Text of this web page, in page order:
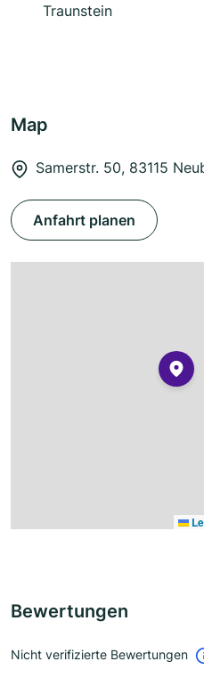
Traunstein
Map
Samerstr. 50, 83115
Anfahrt planen
Bewertungen
Nicht verifizierte Bewertungen